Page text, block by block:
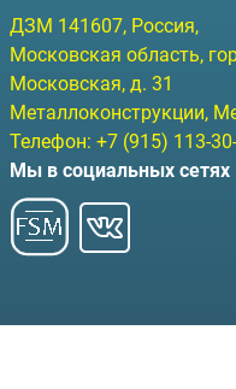
ДЗМ 141607, Россия,
Московская область,
Московская, д. 31
Металлоконструкции,
Телефон: +7 (915) 113-
Мы в социальных сетях